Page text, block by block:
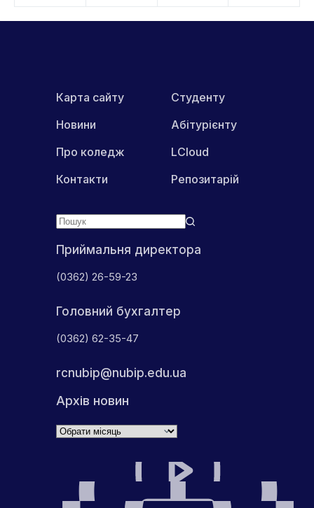
Приймальня директора
(0362) 26-59-23
Головний бухгалтер
(0362) 62-35-47
rcnubip@nubip.edu.ua
Архів новин
Архіви
Карта сайту
Новини
Про коледж
Контакти
Студенту
Абітурієнту
LCloud
Репозитарій